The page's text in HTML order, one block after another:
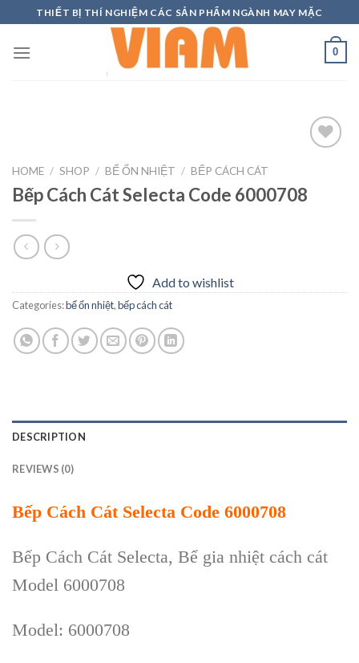
to
content
THIẾT BỊ THÍ NGHIỆM CÁC SẢN PHẨM NGÀNH MAY MẶC
0
Add to
wishlist
HOME / SHOP / BỂ ỔN NHIỆT / BẾP CÁCH CÁT
Bếp Cách Cát Selecta Code 6000708
Add to wishlist
Categories:bể ổn nhiệt,bếp cách cát
DESCRIPTION
REVIEWS (0)
Bếp Cách Cát Selecta Code 6000708
Bếp Cách Cát Selecta, Bể gia nhiệt cách cát
Model 6000708
Model: 6000708